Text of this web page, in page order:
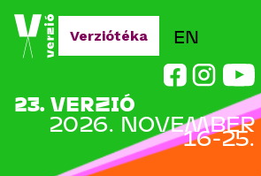
Jump to navigation
EN
23. VERZIÓ
2026. NOVEMBER
16-25.
Verziótéka